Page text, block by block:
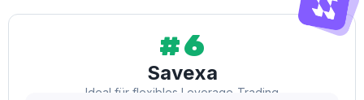
#6
Savexa
Ideal für flexibles Leverage-Trading